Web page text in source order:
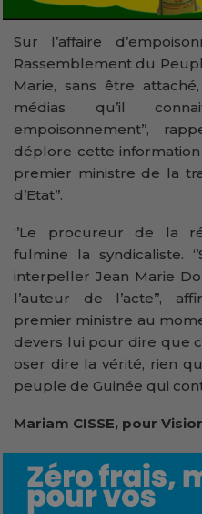
Sur l’affaire
Rassemblement du
Marie, sans être
médias qu’il
empoisonnement’’,
déplore cette information
premier ministre de la
d’Etat’’.
‘’Le procureur de la
fulmine la syndicaliste.
interpeller Jean Marie
l’auteur de l’acte’’,
premier ministre au
devers lui pour dire que
oser dire la vérité, rien
peuple de Guinée qui
Mariam CISSE, pour